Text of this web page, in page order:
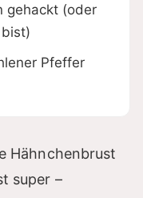
gehackt (oder
Pfeffer
Hähnchenbrust
super –